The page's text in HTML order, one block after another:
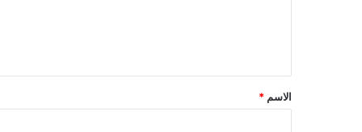
*
الاسم *